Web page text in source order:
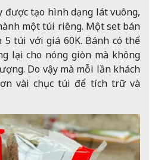
được tạo hình dạng lát vuông,
một túi riêng. Một set bán
túi với giá 60K. Bánh có thể
lại cho nóng giòn mà không
Do vậy mà mỗi lần khách
vài chục túi để tích trữ và